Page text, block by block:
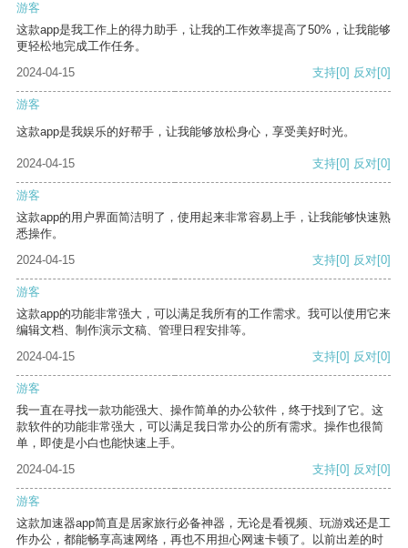
游客
这款app是我工作上的得力助手，让我的工作效率提高了50%，让我能够
更轻松地完成工作任务。
2024-04-15
支持[0] 反对[0]
游客
这款app是我娱乐的好帮手，让我能够放松身心，享受美好时光。
2024-04-15 支持[0] 反对[0]
游客
这款app的用户界面简洁明了，使用起来非常容易上手，让我能够快速熟
悉操作。
2024-04-15
支持[0] 反对[0]
游客
这款app的功能非常强大，可以满足我所有的工作需求。我可以使用它来
编辑文档、制作演示文稿、管理日程安排等。
2024-04-15
支持[0] 反对[0]
游客
我一直在寻找一款功能强大、操作简单的办公软件，终于找到了它。这
款软件的功能非常强大，可以满足我日常办公的所有需求。操作也很简
单，即使是小白也能快速上手。
2024-04-15
支持[0] 反对[0]
游客
这款加速器app简直是居家旅行必备神器，无论是看视频、玩游戏还是工
作办公，都能畅享高速网络，再也不用担心网速卡顿了。以前出差的时